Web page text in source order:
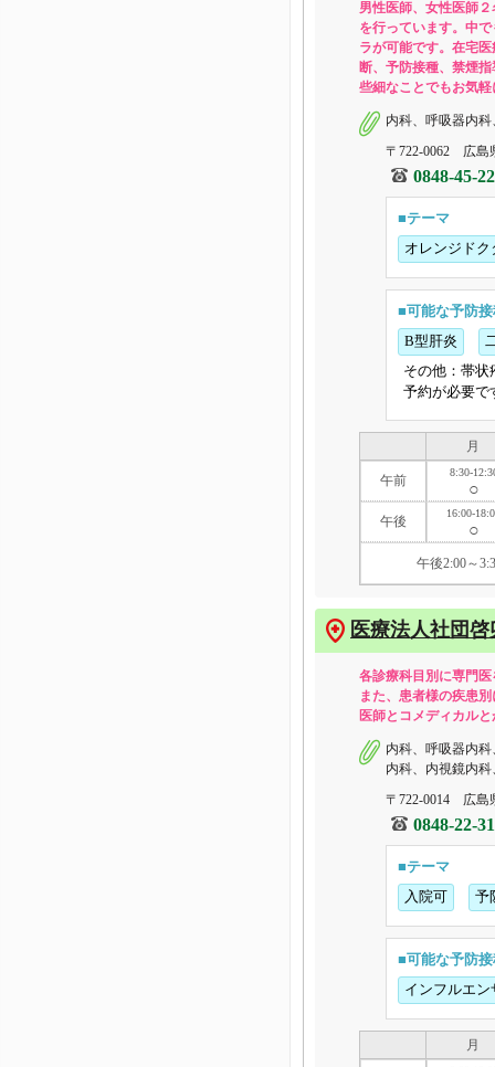
男性医師、女性医師
を行っています。中
ラが可能です。在宅
断、予防接種、禁煙
些細なことでもお気
内科、呼吸器内
〒722-0062 広島
0848-45-
■テーマ
オレンジドク
■可能な予防
B型肝炎
その他：帯
予約が必要で
月
午前
8:30-
○
午後
16:00-
○
午後2:00～
医療法人社団
各診療科目別に専門
また、患者様の疾患
医師とコメディカル
内科、呼吸器内
内科、内視鏡内
〒722-0014 広島
0848-22-
■テーマ
入院可
予
■可能な予防
インフルエン
月